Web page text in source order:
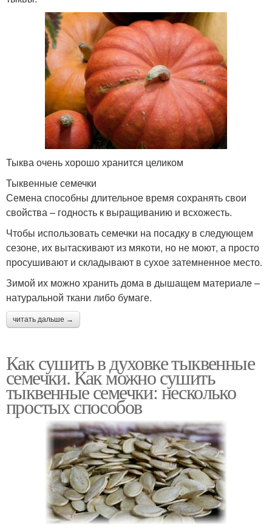
Тыква очень хорошо хранится целиком
Тыквенные семечки
Семена способны длительное время сохранять свои
свойства – годность к выращиванию и всхожесть.
Чтобы использовать семечки на посадку в следующем
сезоне, их вытаскивают из мякоти, но не моют, а просто
просушивают и складывают в сухое затемненное место.
Зимой их можно хранить дома в дышащем материале –
натуральной ткани либо бумаге.
читать дальше →
Как сушить в духовке тыквенные
семечки. Как можно сушить
тыквенные семечки: несколько
простых способов